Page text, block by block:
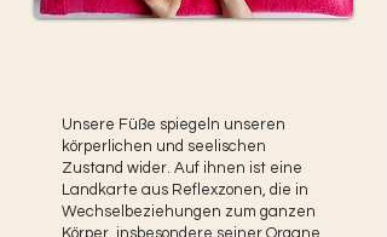
Unsere Füße spiegeln unseren
körperlichen und seelischen
Zustand wider. Auf ihnen ist eine
Landkarte aus Reflexzonen, die in
Wechselbeziehungen zum ganzen
Körper, insbesondere seiner Organe